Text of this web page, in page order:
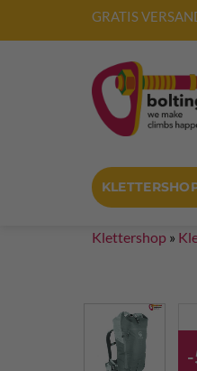
GRATIS
Klettershop »